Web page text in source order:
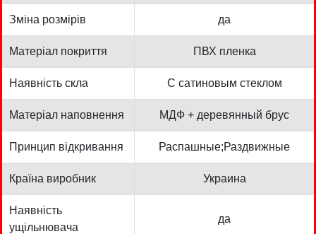
Зміна розмірів да
Матеріал покриття ПВХ пленка
Наявність скла С сатиновым стеклом
Матеріал наповнення МДФ + деревянный брус
Принцип відкривання Распашные;Раздвижные
Країна виробник Украина
Наявність
ущільнювача
да